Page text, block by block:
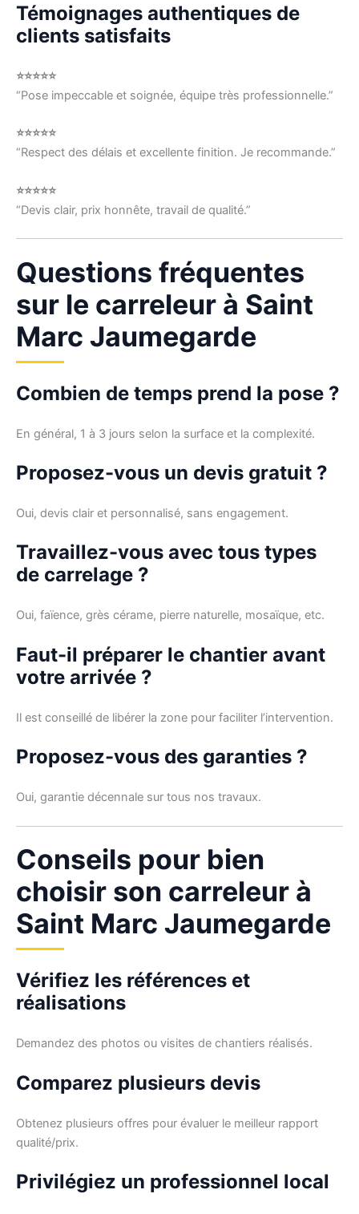
Témoignages authentiques de
clients satisfaits
⭐⭐⭐⭐⭐
“Pose impeccable et soignée, équipe très professionnelle.”
⭐⭐⭐⭐⭐
“Respect des délais et excellente finition. Je recommande.”
⭐⭐⭐⭐⭐
“Devis clair, prix honnête, travail de qualité.”
Questions fréquentes
sur le carreleur à Saint
Marc Jaumegarde
Combien de temps prend la pose ?
En général, 1 à 3 jours selon la surface et la complexité.
Proposez-vous un devis gratuit ?
Oui, devis clair et personnalisé, sans engagement.
Travaillez-vous avec tous types
de carrelage ?
Oui, faïence, grès cérame, pierre naturelle, mosaïque, etc.
Faut-il préparer le chantier avant
votre arrivée ?
Il est conseillé de libérer la zone pour faciliter l’intervention.
Proposez-vous des garanties ?
Oui, garantie décennale sur tous nos travaux.
Conseils pour bien
choisir son carreleur à
Saint Marc Jaumegarde
Vérifiez les références et
réalisations
Demandez des photos ou visites de chantiers réalisés.
Comparez plusieurs devis
Obtenez plusieurs offres pour évaluer le meilleur rapport
qualité/prix.
Privilégiez un professionnel local